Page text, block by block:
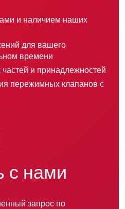
и наличием наших
для вашего
времени
и принадлежностей
пережимных клапанов с
с нами
запрос по